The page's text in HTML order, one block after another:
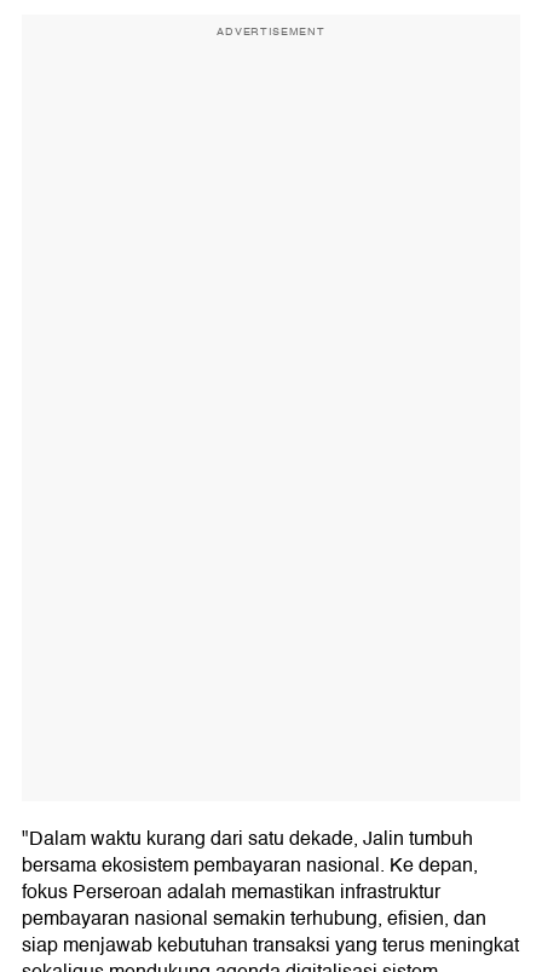
ADVERTISEMENT
"Dalam waktu kurang dari satu dekade, Jalin tumbuh
bersama ekosistem pembayaran nasional. Ke depan,
fokus Perseroan adalah memastikan infrastruktur
pembayaran nasional semakin terhubung, efisien, dan
siap menjawab kebutuhan transaksi yang terus meningkat